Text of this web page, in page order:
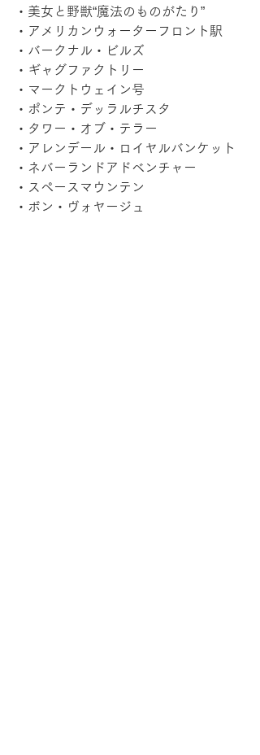
・美女と野獣“魔法のものがたり”
・アメリカンウォーターフロント駅
・バークナル・ビルズ
・ギャグファクトリー
・マークトウェイン号
・ポンテ・デッラルチスタ
・タワー・オブ・テラー
・アレンデール・ロイヤルバンケット
・ネバーランドアドベンチャー
・スペースマウンテン
・ボン・ヴォヤージュ